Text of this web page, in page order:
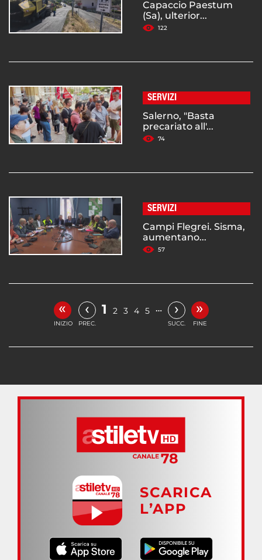
Capaccio Paestum
(Sa), ulterior...
122
SERVIZI
Salerno, "Basta
precariato all'...
74
SERVIZI
Campi Flegrei. Sisma,
aumentano...
57
«
INIZIO
‹
PREC.
1 2 3 4 5 … ›
SUCC.
»
FINE
SCARICA
L’APP